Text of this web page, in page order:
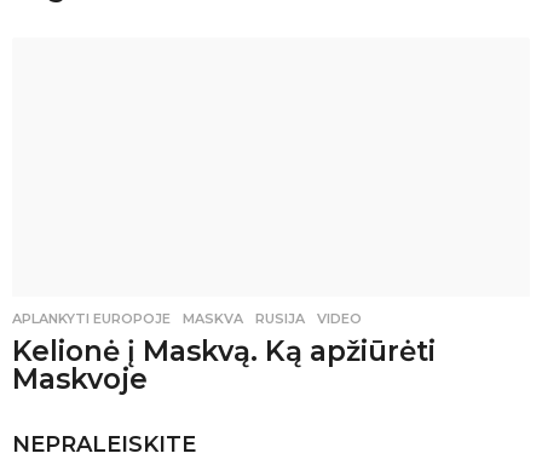
APLANKYTI EUROPOJE MASKVA ,RUSIJA ,VIDEO
Kelionė į Maskvą. Ką apžiūrėti
Maskvoje
NEPRALEISKITE